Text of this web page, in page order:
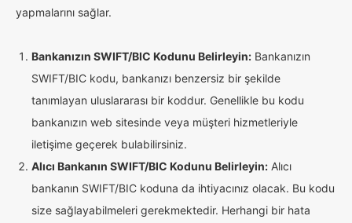
yapmalarını sağlar.
Bankanızın SWIFT/BIC Kodunu Belirleyin: Bankanızın
SWIFT/BIC kodu, bankanızı benzersiz bir şekilde
tanımlayan uluslararası bir koddur. Genellikle bu kodu
bankanızın web sitesinde veya müşteri hizmetleriyle
iletişime geçerek bulabilirsiniz.
Alıcı Bankanın SWIFT/BIC Kodunu Belirleyin: Alıcı
bankanın SWIFT/BIC koduna da ihtiyacınız olacak. Bu kodu
size sağlayabilmeleri gerekmektedir. Herhangi bir hata